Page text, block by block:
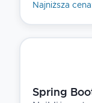
Najniższa cena
Spring